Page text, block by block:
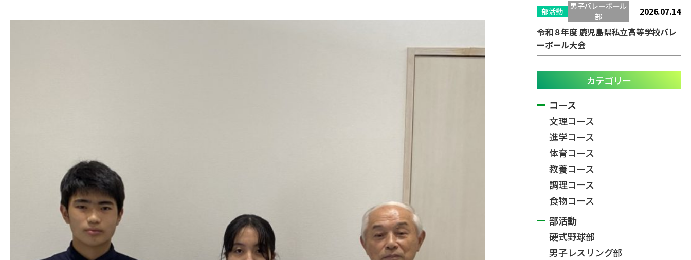
部活動
男子バレーボール
部
2026.07.14
令和８年度 鹿児島県私立高等学校バレ
ーボール大会
カテゴリー
コース
文理コース
進学コース
体育コース
教養コース
調理コース
食物コース
部活動
硬式野球部
男子レスリング部